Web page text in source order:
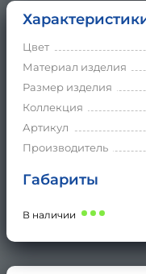
Цвет
Материал изделия
Размер изделия
Коллекция
Артикул
Производитель
Габариты
В наличии